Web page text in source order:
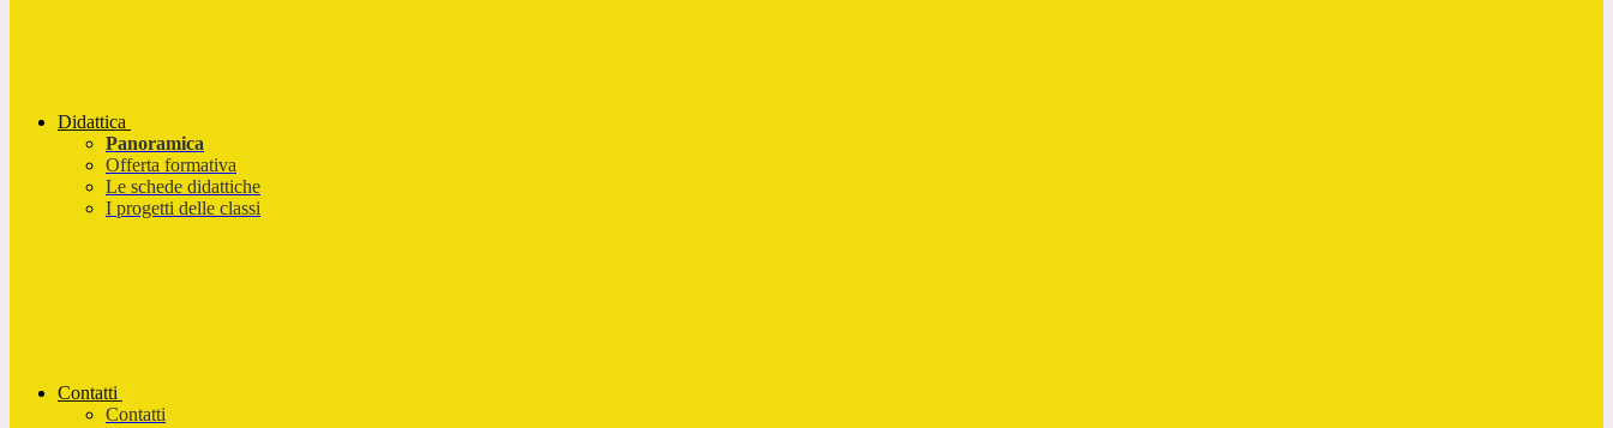
Didattica
Panoramica
Offerta formativa
Le schede didattiche
I progetti delle classi
Contatti
Contatti